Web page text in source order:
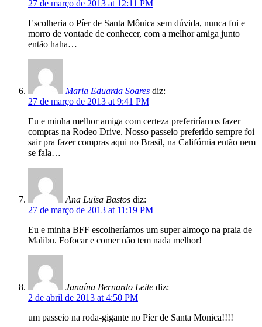
27 de março de 2013 at 12:11 PM
Escolheria o Píer de Santa Mônica sem dúvida, nunca fui e
morro de vontade de conhecer, com a melhor amiga junto
então haha…
Maria Eduarda Soares diz:
27 de março de 2013 at 9:41 PM
Eu e minha melhor amiga com certeza preferiríamos fazer
compras na Rodeo Drive. Nosso passeio preferido sempre foi
sair pra fazer compras aqui no Brasil, na Califórnia então nem
se fala…
Ana Luísa Bastos diz:
27 de março de 2013 at 11:19 PM
Eu e minha BFF escolheríamos um super almoço na praia de
Malibu. Fofocar e comer não tem nada melhor!
Janaína Bernardo Leite diz:
2 de abril de 2013 at 4:50 PM
um passeio na roda-gigante no Píer de Santa Monica!!!!